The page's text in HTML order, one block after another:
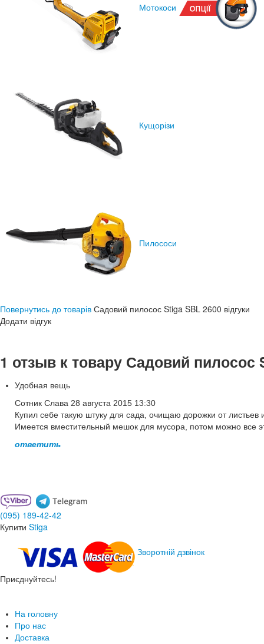
Мотокоси
Кущорізи
Пилососи
Повернутись до товарів Садовий пилосос Stiga SBL 2600 відгуки
Додати відгук
1 отзыв к товару Садовий пилосос
Удобная вещь
Сотник Слава 28 августа 2015 13:30
Купил себе такую штуку для сада, очищаю дорожки от
Имеется вместительный мешок для мусора, потом можно все
ответить
(095) 189-42-42
Купити Stiga
Зворотній дзвінок
Приєднуйтесь!
На головну
Про нас
Доставка